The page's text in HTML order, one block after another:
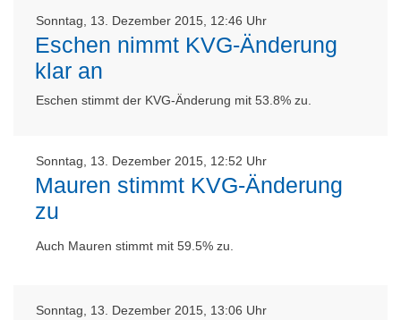
Sonntag, 13. Dezember 2015, 12:46 Uhr
Eschen nimmt KVG-Änderung
klar an
Eschen stimmt der KVG-Änderung mit 53.8% zu.
Sonntag, 13. Dezember 2015, 12:52 Uhr
Mauren stimmt KVG-Änderung
zu
Auch Mauren stimmt mit 59.5% zu.
Sonntag, 13. Dezember 2015, 13:06 Uhr